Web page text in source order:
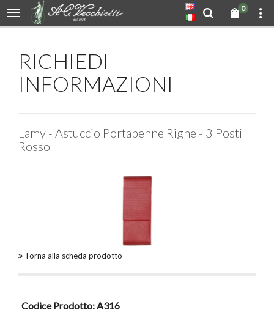
0
RICHIEDI
INFORMAZIONI
Lamy - Astuccio Portapenne Righe - 3 Posti
Rosso
Torna alla scheda prodotto
Codice Prodotto:A316